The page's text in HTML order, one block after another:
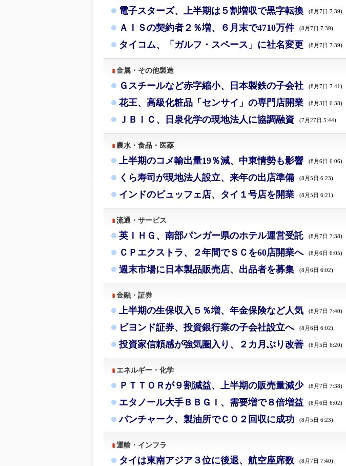
電子スターズ、上半期は５割増収で黒字転換 (8月7日 7:39)
ＡＩＳの契約者２％増、６月末で4710万件 (8月7日 7:39)
タイコム、「ガルフ・スペース」に社名変更 (8月7日 7:39)
金属・その他製造
Ｇスチールなど赤字縮小、日本製鉄の子会社 (8月7日 7:41)
花王、高級化粧品「センサイ」の専門店開業 (8月3日 6:38)
ＪＢＩＣ、日泉化学の現地法人に協調融資 (7月27日 5:44)
農水・食品・医薬
上半期のコメ輸出量19％減、中東情勢も影響 (8月6日 6:06)
くら寿司が現地法人設立、来年の出店準備 (8月5日 6:23)
インドのビュッフェ店、タイ１号店を開業 (8月5日 6:21)
流通・サービス
英ＩＨＧ、南部パンガー県のホテル運営受託 (8月7日 7:38)
ＣＰエクストラ、２年間でＳＣを60店開業へ (8月6日 6:05)
週末市場に日本製品販売店、出品者を募集 (8月6日 6:02)
金融・証券
上半期の生保収入５％増、年金保険など人気 (8月7日 7:40)
ビヨンド証券、投資銀行業の子会社設立へ (8月6日 6:02)
投資家信頼感が強気圏入り、２カ月ぶり改善 (8月5日 6:20)
エネルギー・化学
ＰＴＴＯＲが９割減益、上半期の販売量減少 (8月7日 7:38)
エタノール大手ＢＢＧＩ、需要増で８倍増益 (8月6日 6:02)
バンチャーク、製油所でＣＯ２回収に成功 (8月5日 6:23)
運輸・インフラ
タイは東南アジア３位に後退、航空座席数 (8月7日 7:40)